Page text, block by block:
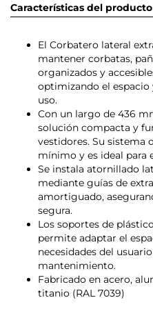
Características del producto
El Corbatero lateral
mantener corbatas,
organizados y
optimizando el
uso.
Con un largo de 436
solución compacta y
vestidores. Su sistema
mínimo y es ideal para
Se instala atornillado
mediante guías de
amortiguado,
segura.
Los soportes de
permite adaptar el
necesidades del
mantenimiento.
Fabricado en acero,
titanio (RAL 7039)